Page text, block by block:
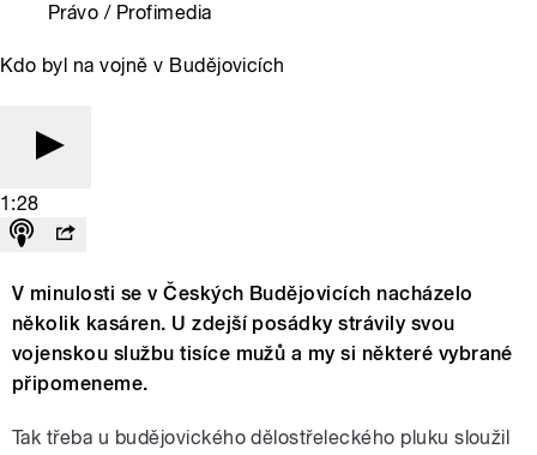
Právo / Profimedia
Kdo byl na vojně v Budějovicích
1:28
V minulosti se v Českých Budějovicích nacházelo
několik kasáren. U zdejší posádky strávily svou
vojenskou službu tisíce mužů a my si některé vybrané
připomeneme.
Tak třeba u budějovického dělostřeleckého pluku sloužil